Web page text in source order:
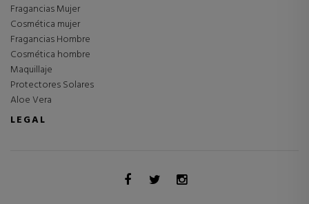
Fragancias Mujer
Cosmética mujer
Fragancias Hombre
Cosmética hombre
Maquillaje
Protectores Solares
Aloe Vera
LEGAL